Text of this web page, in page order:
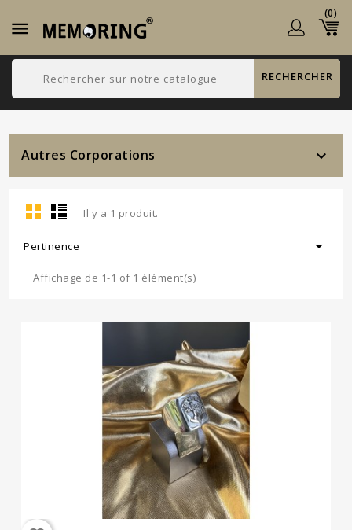

(0)
RECHERCHER
Autres Corporations 
Il y a 1 produit.
Pertinence 
Affichage de 1-1 of 1 élément(s)